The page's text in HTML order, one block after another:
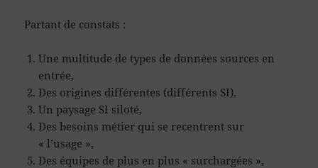
Partant de constats :
Une multitude de types de données sources en
entrée,
Des origines différentes (différents SI),
Un paysage SI siloté,
Des besoins métier qui se recentrent sur
« l’usage »,
Des équipes de plus en plus « surchargées »,